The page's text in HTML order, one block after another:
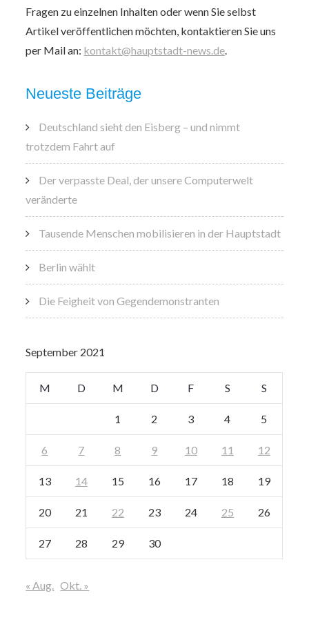
Fragen zu einzelnen Inhalten oder wenn Sie selbst
Artikel veröffentlichen möchten, kontaktieren Sie uns
per Mail an: kontakt@hauptstadt-news.de.
Neueste Beiträge
Deutschland sieht den Eisberg – und nimmt
trotzdem Fahrt auf
Der verpasste Deal, der unsere Computerwelt
veränderte
Tausende Menschen mobilisieren in der Hauptstadt
Berlin wählt
Die Feigheit von Gegendemonstranten
September 2021
M D M D F S S
1 2 3 4 5
6 7 8 9 10 11 12
13 14 15 16 17 18 19
20 21 22 23 24 25 26
27 28 29 30
« Aug. Okt. »